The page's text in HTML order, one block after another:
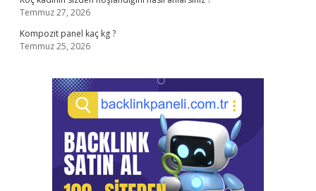
Temmuz 27, 2026
Kompozit panel kaç kg ?
Temmuz 25, 2026